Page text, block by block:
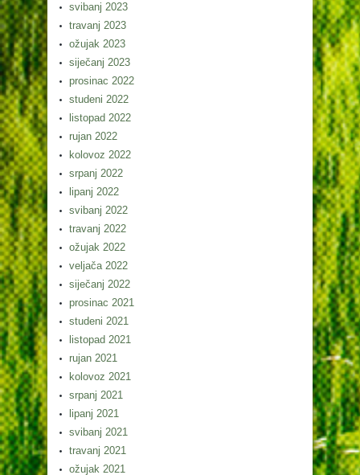
svibanj 2023
travanj 2023
ožujak 2023
siječanj 2023
prosinac 2022
studeni 2022
listopad 2022
rujan 2022
kolovoz 2022
srpanj 2022
lipanj 2022
svibanj 2022
travanj 2022
ožujak 2022
veljača 2022
siječanj 2022
prosinac 2021
studeni 2021
listopad 2021
rujan 2021
kolovoz 2021
srpanj 2021
lipanj 2021
svibanj 2021
travanj 2021
ožujak 2021